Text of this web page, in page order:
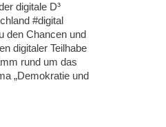
digitale D³
#digital
den Chancen und
digitaler Teilhabe
rund um das
„Demokratie und